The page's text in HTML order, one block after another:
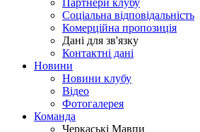
Партнери клубу
Соціальна відповідальність
Комерційна пропозиція
Дані для зв'язку
Контактні дані
Новини
Новини клубу
Відео
Фотогалерея
Команда
Черкаські Мавпи